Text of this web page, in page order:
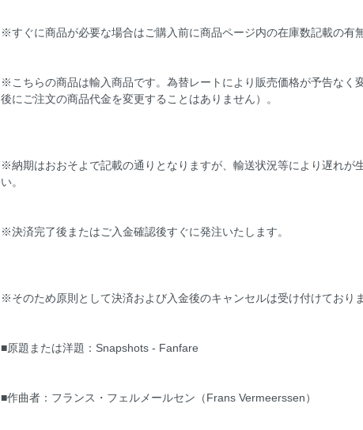
※すぐに商品が必要な場合はご購入前に商品ページ内の在庫数記載の有
※こちらの商品は輸入商品です。為替レートにより販売価格が予告な
後にご注文の商品代金を変更することはありません）。
※納期はおおそよで記載の通りとなりますが、輸送状況等により遅れが
い。
※決済完了後またはご入金確認後すぐに発注いたします。
※そのため原則として決済および入金後のキャンセルは受け付けており
■原題または洋題：Snapshots - Fanfare
■作曲者：フランス・フェルメールセン（Frans Vermeerssen）